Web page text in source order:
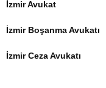
İzmir Avukat
İzmir Boşanma Avukatı
İzmir Ceza Avukatı